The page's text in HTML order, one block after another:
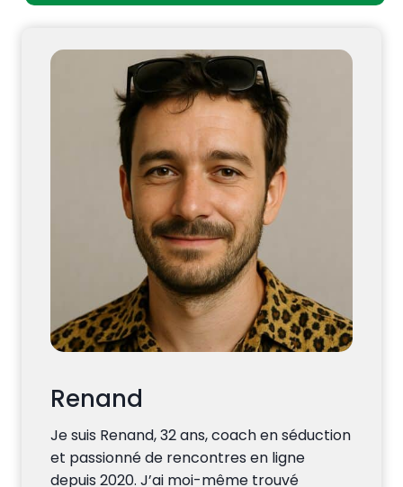
Renand
Je suis Renand, 32 ans, coach en séduction
et passionné de rencontres en ligne
depuis 2020. J’ai moi-même trouvé